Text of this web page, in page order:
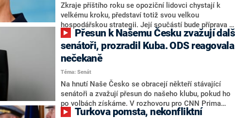
Zkraje příštího roku se opoziční lidovci chystají k
velkému kroku, představí totiž svou velkou
hospodářskou strategii. Její součástí bude příprava na
stárnutí populace, řekl ve středu na setkání s novináři
nový předseda lidovců Jan Grolich. Ten zároveň v
senátních volbách kandiduje ve Vyškově. Popsal i
aktivitu opozice, o níž vládní strany nebo političtí
komentátoři mluví jako o slabé a v defenzivě. „Je to
úmorná práce upozorňovat na chyby vlády. Ministři s
námi navíc nechodí do debat. Chceme ale ukazovat
svoje témata,“ odpověděl Grolich na dotaz CNN Prima
NEWS.
senátoři, prozradil Kuba. ODS reagovala
nečekaně
Téma: Senát
Na hnutí Naše Česko se obracejí někteří stávající
senátoři a zvažují přesun do našeho klubu, pokud ho
po volbách získáme. V rozhovoru pro CNN Prima
NEWS to řekl zakladatel hnutí a jihočeský hejtman